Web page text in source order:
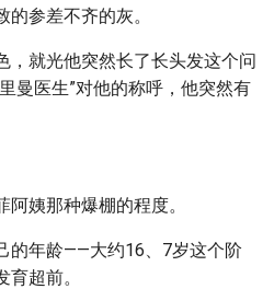
参差不齐的灰。
，就光他突然长了长头发这个问
曼医生”对他的称呼，他突然有
姨那种爆棚的程度。
的年龄——大约16、7岁这个阶
超前。